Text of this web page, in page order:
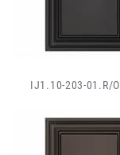
IJ1.10-203-01.R/